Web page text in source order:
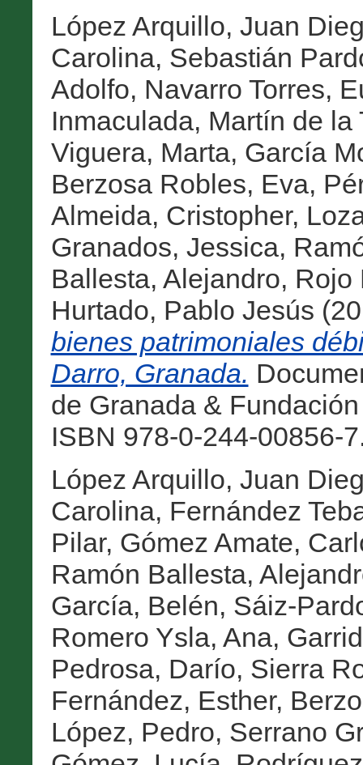
López Arquillo, Juan
Carolina, Sebastián
Adolfo, Navarro Torres,
Inmaculada, Martín de la
Viguera, Marta, García
Berzosa Robles, Eva,
Almeida, Cristopher,
Granados, Jessica,
Ballesta, Alejandro, Rojo
Hurtado, Pablo Jesús
bienes patrimoniales
Darro, Granada.
de Granada &
ISBN 978-0-244-00856-
López Arquillo, Juan
Carolina, Fernández
Pilar, Gómez Amate,
Ramón Ballesta,
García, Belén, Sáiz-
Romero Ysla, Ana,
Pedrosa, Darío, Sierra
Fernández, Esther,
López, Pedro, Serrano